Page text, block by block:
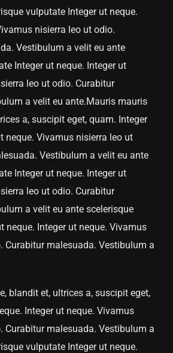
vulputate Integer ut neque.
nisierra leo ut odio.
Vestibulum a velit eu ante
Integer ut neque. Integer ut
leo ut odio. Curabitur
a velit eu ante.Mauris mauris
a, suscipit eget, quam. Integer
neque. Vivamus nisierra leo ut
Vestibulum a velit eu ante
Integer ut neque. Integer ut
leo ut odio. Curabitur
a velit eu ante scelerisque
neque. Integer ut neque. Vivamus
Curabitur malesuada. Vestibulum a
blandit et, ultrices a, suscipit eget,
Integer ut neque. Vivamus
Curabitur malesuada. Vestibulum a
vulputate Integer ut neque.